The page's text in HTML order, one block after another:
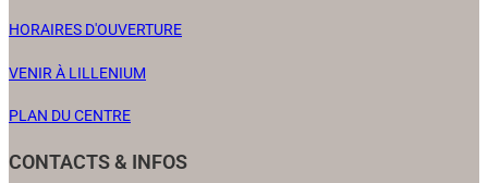
HORAIRES D'OUVERTURE
VENIR À LILLENIUM
PLAN DU CENTRE
CONTACTS & INFOS